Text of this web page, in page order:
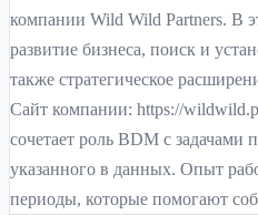
компании Wild Wild Partners. В
развитие бизнеса, поиск и
также стратегическое
Сайт компании: https://
сочетает роль BDM с задачами
указанного в данных. Опыт
периоды, которые помогают